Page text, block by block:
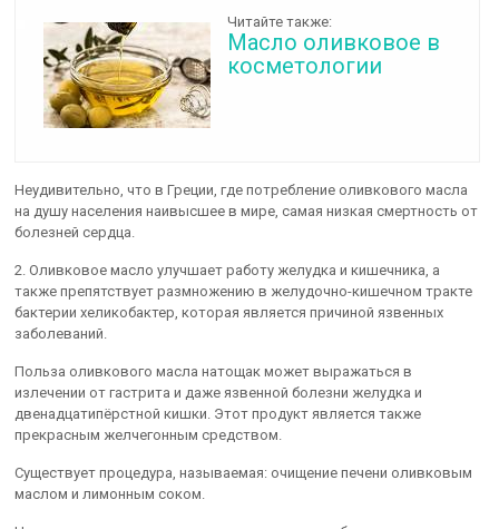
Читайте также:
Масло оливковое в
косметологии
Неудивительно, что в Греции, где потребление оливкового масла
на душу населения наивысшее в мире, самая низкая смертность от
болезней сердца.
2. Оливковое масло улучшает работу желудка и кишечника, а
также препятствует размножению в желудочно-кишечном тракте
бактерии хеликобактер, которая является причиной язвенных
заболеваний.
Польза оливкового масла натощак может выражаться в
излечении от гастрита и даже язвенной болезни желудка и
двенадцатипёрстной кишки. Этот продукт является также
прекрасным желчегонным средством.
Существует процедура, называемая: очищение печени оливковым
маслом и лимонным соком.